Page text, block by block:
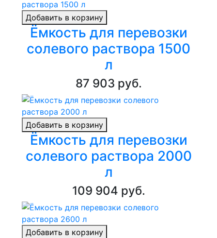
Добавить в корзину
Ёмкость для перевозки
солевого раствора 1500
л
87 903 руб.
Добавить в корзину
Ёмкость для перевозки
солевого раствора 2000
л
109 904 руб.
Добавить в корзину